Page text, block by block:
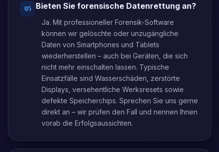
Q5 Bieten Sie forensische Datenrettung an?
Ja. Mit professioneller Forensik-Software
können wir gelöschte oder unzugängliche
Daten von Smartphones und Tablets
wiederherstellen – auch bei Geräten, die sich
nicht mehr einschalten lassen. Typische
Einsatzfälle sind Wasserschäden, zerstörte
Displays, versehentliche Werksresets sowie
defekte Speicherchips. Sprechen Sie uns gerne
direkt an – wir prüfen den Fall und nennen Ihnen
vorab die Erfolgsaussichten.